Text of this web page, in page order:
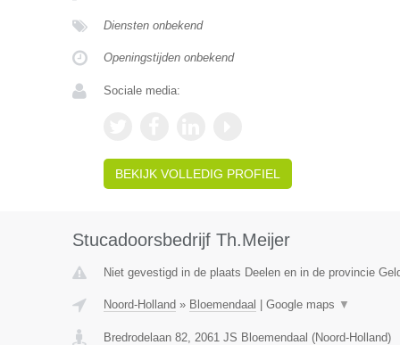
Diensten onbekend
Openingstijden onbekend
Sociale media:
BEKIJK VOLLEDIG PROFIEL
Stucadoorsbedrijf Th.Meijer
Niet gevestigd in de plaats Deelen en in de provincie
Noord-Holland » Bloemendaal Google maps ▼
Bredrodelaan 82, 2061 JS Bloemendaal (Noord-Holland)